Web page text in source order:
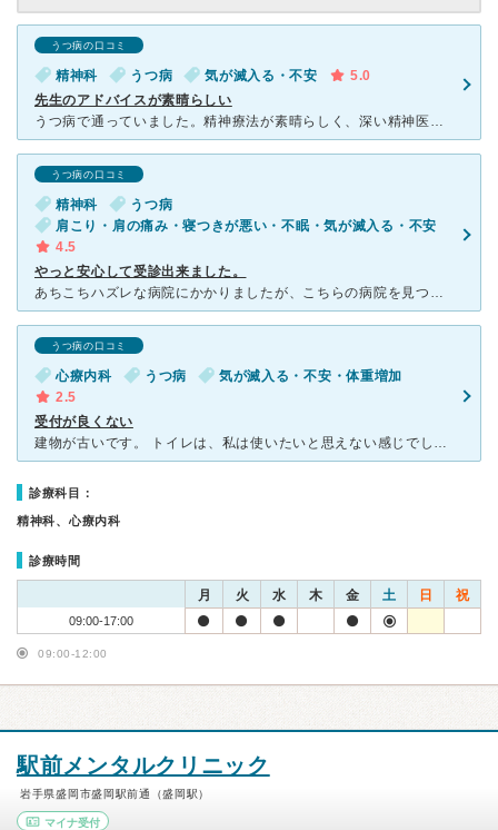
うつ病の口コミ
精神科 うつ病 気が滅入る・不安
5.0
先生のアドバイスが素晴らしい
うつ病で通っていました。精神療法が素晴らしく、深い精神医学の知識を元に考え方のクセを正して、的確なアドバイスをくださいました。投薬もあせることなく、合わないと思うとわたしの意見を取り入れてくれました。
うつ病の口コミ
精神科
うつ病
肩こり・肩の痛み・寝つきが悪い・不眠・気が滅入る・不安
4.5
やっと安心して受診出来ました。
あちこちハズレな病院にかかりましたが、こちらの病院を見つけて安心して治療に専念出来るようになりました。 まず初診では予め電話予約をして、待ち時間が長いことを説明されて納得の上で受診することになり
うつ病の口コミ
心療内科 うつ病
気が滅入る・不安・体重増加
2.5
受付が良くない
建物が古いです。 トイレは、私は使いたいと思えない感じでした。 駐車場が不便なのですが、スタッフに聞いても不親切です。 待ち時間が長くても本が沢山あるので時間は潰せます。 先生は長くやってらっしゃるよ
診療科目：
精神科、心療内科
診療時間
月 火 水 木 金 土 日 祝
09:00-17:00
09:00-12:00
駅前メンタルクリニック
岩手県盛岡市盛岡駅前通（盛岡駅）
マイナ受付